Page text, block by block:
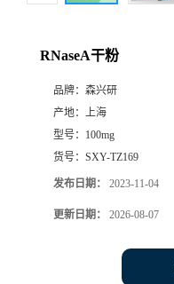
RNaseA干粉
品牌： 森兴研
产地： 上海
型号： 100mg
货号： SXY-TZ169
发布日期： 2023-11-04
更新日期： 2026-08-07